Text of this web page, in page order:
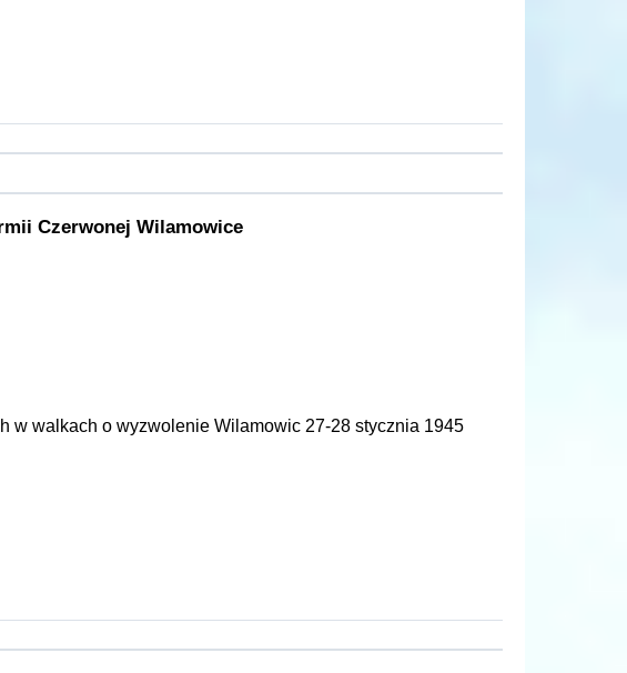
Czerwonej Wilamowice
w walkach o wyzwolenie Wilamowic 27-28 stycznia 1945